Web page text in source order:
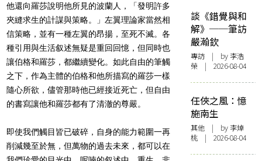
他還向羅莎說明他所見的波蘭人，「發明許多
夾縫求生的計謀與策略。」左翼理論家當然相
信策略，並有一種左翼的昂揚，至死不滅。各
種引用與生活叙述無疑是重回回憶，但同時也
讓伯格和羅莎，都繼續變化。如此自由的筆觸
之下，作為主體的伯格和他所描寫的羅莎一樣
隨心所欲，儘管那時他已經接近死亡，但自由
的書寫讓他和羅莎都有了清澈的尊嚴。
即使我們觸目皆已破碎，自身的能力範圍一再
削減幾至於無，但萬物的過去未來，都可以在
談《錯覺與和
解》──筆訪
嚴瀚欽
專訪 | by 李浩
榮 | 2026-08-04
任俠之風：憶
施南生
其他 | by 李焯
桃 | 2026-08-04